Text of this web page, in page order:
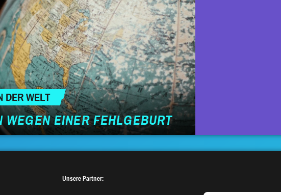
DER WELT
WEGEN EINER FEHLGEBURT
Unsere Partner: